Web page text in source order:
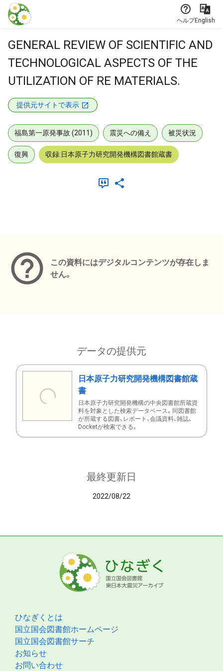
本文に飛ぶ
ヘルプEnglish
GENERAL REVIEW OF SCIENTIFIC AND
TECHNOLOGICAL ASPECTS OF THE
UTILIZATION OF RE MATERIALS.
提供元サイトで表示
福島第一原発事故 (2011) 震災への備え 被災状況
復興 収録:日本原子力研究開発機構図書館蔵書
この資料にはデジタルコンテンツが存在しま
せん。
データの提供元
日本原子力研究開発機構図書館蔵
書
日本原子力研究開発機構の中央図書館所蔵資
料を対象とした検索データベース。同図書館
が所蔵する図書、レポート、会議資料、雑誌、
Docketが検索できる。
最終更新日
2022/08/22
ひなぎくとは
国立国会図書館ホームページ
国立国会図書館サーチ
お知らせ
お問い合わせ